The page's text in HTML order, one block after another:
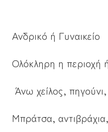
Ανδρικό ή Γυναικείο
Ολόκληρη η περιοχή
Άνω χείλος,
Μπράτσα,